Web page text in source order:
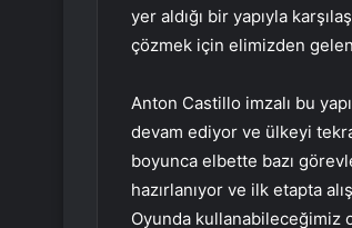
yer aldığı bir yapıyla
çözmek için elimizden
Anton Castillo imzalı bu
devam ediyor ve ülkeyi
boyunca elbette bazı
hazırlanıyor ve ilk etapta
Oyunda kullanabileceğimiz